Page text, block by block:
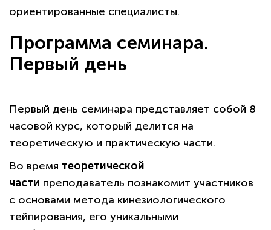
ориентированные специалисты.
Программа семинара.
Первый день
Первый день семинара представляет собой 8
часовой курс, который делится на
теоретическую и практическую части.
Во время теоретической
части преподаватель познакомит участников
с основами метода кинезиологического
тейпирования, его уникальными